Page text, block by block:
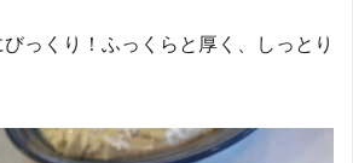
っくり！ふっくらと厚く、しっとり